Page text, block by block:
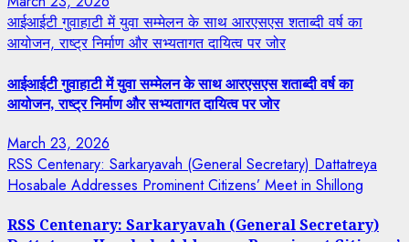
आईआईटी गुवाहाटी में युवा सम्मेलन के साथ आरएसएस शताब्दी वर्ष का
आयोजन, राष्ट्र निर्माण और सभ्यतागत दायित्व पर जोर
आईआईटी गुवाहाटी में युवा सम्मेलन के साथ आरएसएस शताब्दी वर्ष का
आयोजन, राष्ट्र निर्माण और सभ्यतागत दायित्व पर जोर
March 23, 2026
RSS Centenary: Sarkaryavah (General Secretary) Dattatreya
Hosabale Addresses Prominent Citizens’ Meet in Shillong
RSS Centenary: Sarkaryavah (General Secretary)